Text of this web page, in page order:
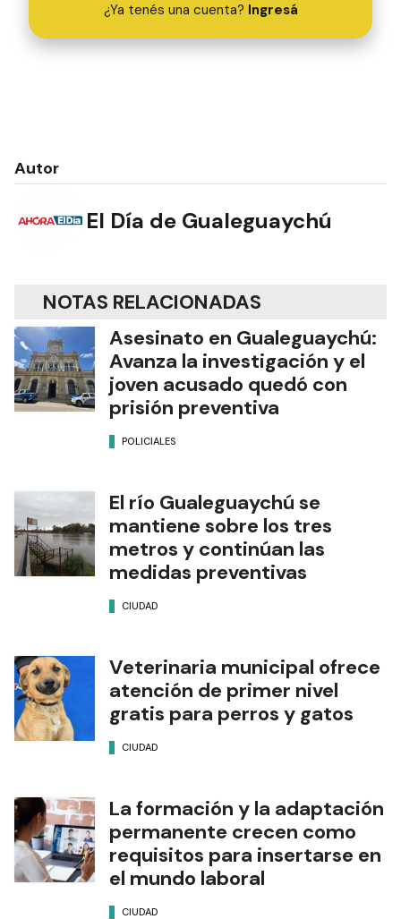
¿Ya tenés una cuenta? Ingresá
Autor
El Día de Gualeguaychú
NOTAS RELACIONADAS
Asesinato en Gualeguaychú:
Avanza la investigación y el
joven acusado quedó con
prisión preventiva
POLICIALES
El río Gualeguaychú se
mantiene sobre los tres
metros y continúan las
medidas preventivas
CIUDAD
Veterinaria municipal ofrece
atención de primer nivel
gratis para perros y gatos
CIUDAD
La formación y la adaptación
permanente crecen como
requisitos para insertarse en
el mundo laboral
CIUDAD